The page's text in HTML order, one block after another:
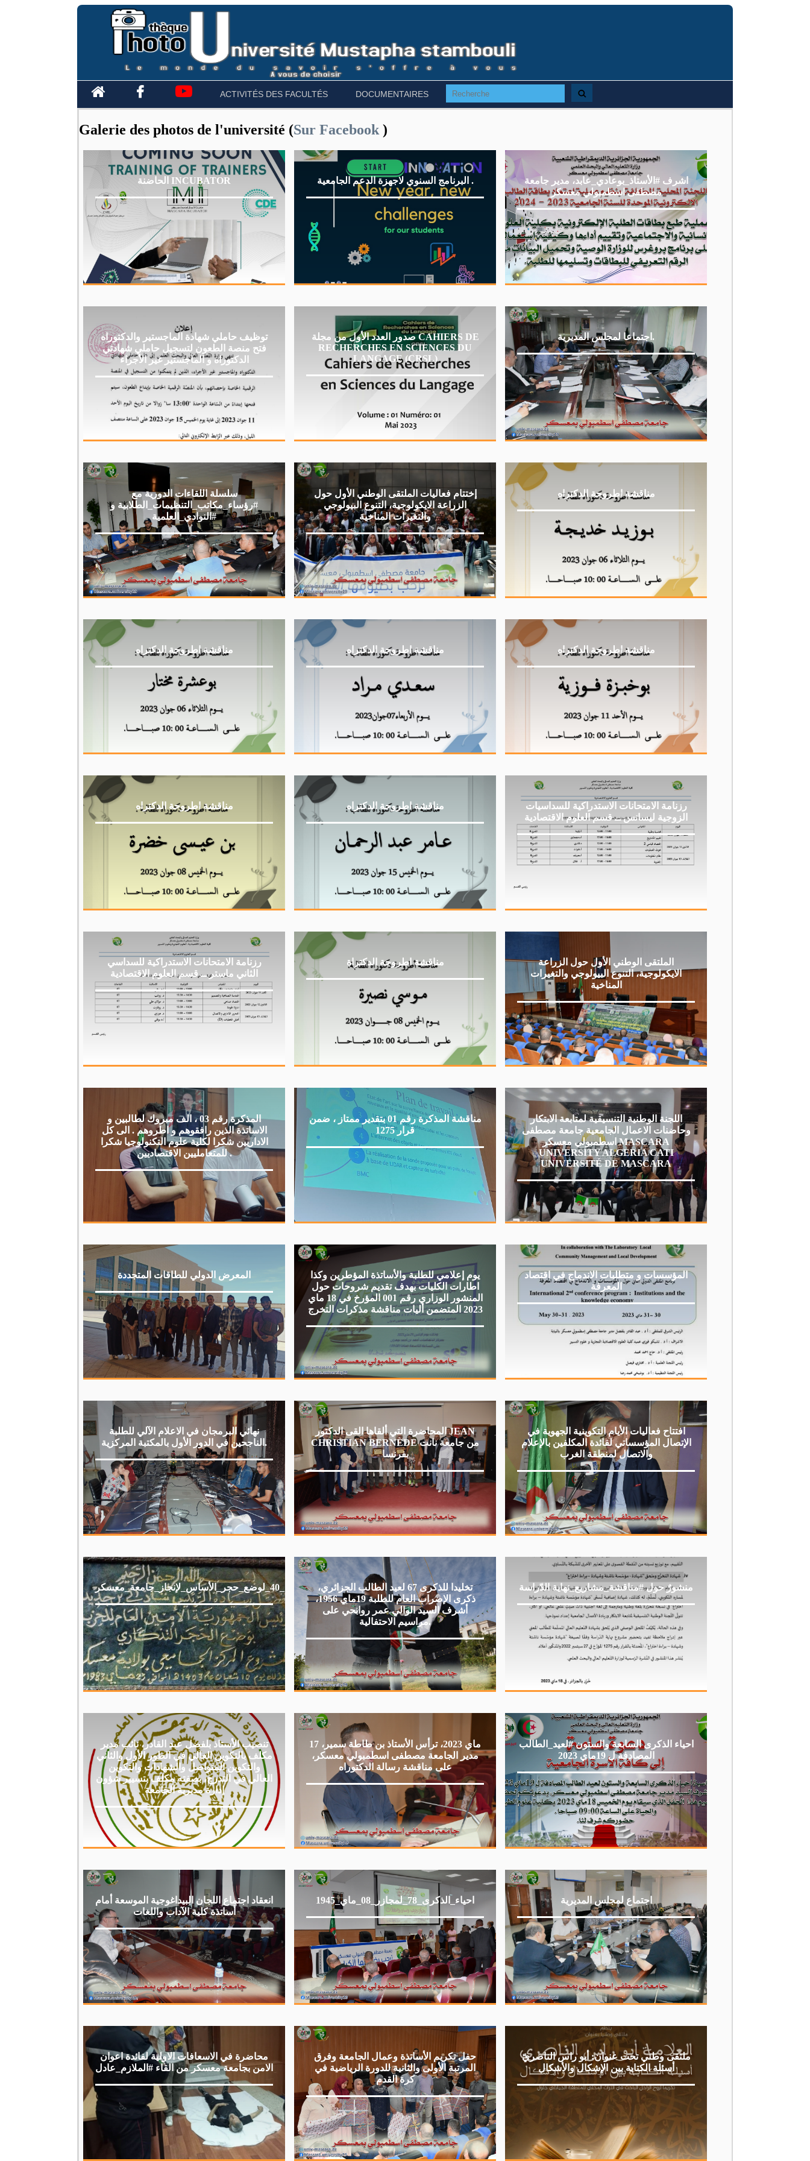
ACTIVITÉS DES FACULTÉS DOCUMENTAIRES
Galerie des photos de l'université (Sur Facebook)
الحاضنة INCUBATOR البرنامج السنوي لاجهزة الدعم الجامعية .
اشرف #الأستاذ_بوعادي_عابد، مدير جامعة
مصطفى اسطمبولي معسكر
توظيف حاملي شهادة الماجستير والدكتوراه
فتح منصة الطعون لتسجيل حاملي شهادتي
الدكتوراه و الماجستير غير الأجراء
صدور العدد الأول من مجلة CAHIERS DE
RECHERCHES EN SCIENCES DU
LANGAGE (CRSL)
اجتماعا لمجلس المديرية.
سلسلة اللقاءات الدورية مع
#رؤساء_مكاتب_التنظيمات_الطلابية و
#النوادي_العلمية
إختتام فعاليات الملتقى الوطني الأول حول
الزراعة الايكولوجية، التنوع البيولوجي
والتغيرات المناخية
مناقشة اطروحة الدكتراه
مناقشة اطروحة الدكتراه مناقشة اطروحة الدكتراه مناقشة اطروحة الدكتراه
مناقشة اطروحة الدكتراه مناقشة اطروحة الدكتراه
رزنامة الامتحانات الاستدراكية للسداسيات
الزوجية ليسانس ــ قسم العلوم الاقتصادية
رزنامة الامتحانات الاستدراكية للسداسي
الثاني ماستر ــ قسم العلوم الاقتصادية
مناقشة اطروحة الدكتراة
الملتقى الوطني الأول حول الزراعة
الايكولوجية، التنوع البيولوجي والتغيرات
المناخية
المذكرة رقم 03 ، الف مبروك لطالبين و
الاساتذة الذين رافقوهم و اطروهم . الى كل
الاداريين شكرا لكلية علوم التكنولوجيا شكرا
للمتعامليين الاقتصاديين .
مناقشة المذكرة رقم 01 بتقدير ممتاز ، ضمن
قرار 1275
اللجنة الوطنية التنسيقية لمتابعة الابتكار
وحاضنات الاعمال الجامعية جامعة مصطفى
اسطمبولي معسكر MASCARA
UNIVERSITY ALGERIA CATI
UNIVERSITÉ DE MASCARA
المعرض الدولي للطاقات المتجددة
يوم إعلامي للطلبة والأساتذة المؤطرين وكذا
اطارات الكليات بهدف تقديم شروحات حول
المنشور الوزاري رقم 001 المؤرخ في 18 ماي
2023 المتضمن أليات مناقشة مذكرات التخرج
المؤسسات و متطلبات الاندماج في اقتصاد
المعرفة
نهائي البرمجان في الاعلام الآلي للطلبة
الناجحين في الدور الأول بالمكتبة المركزية.
المحاضرة التي ألقاها القى الدكتور JEAN
CHRISTIAN BERNÈDE من جامعة نانت
بفرنسا
افتتاح فعاليات الأيام التكوينية الجهوية في
الإتصال المؤسساتي لفائدة المكلفين بالإعلام
والاتصال لمنطقة الغرب
الذكرى_40_لوضع_حجر_الأساس_لإنجاز_جامعة_معسكر تخليدا للذكرى 67 لعيد الطالب الجزائري،
ذكرى الإضراب العام للطلبة 19ماي 1956،
أشرف السيد الوالي عمر روابحي على
مراسيم الاحتفالية.
منشورٌ حول #مناقشة_مشاريع_نهاية الدّراسة
تنصيب الأستاذ بلفضل عبد القادر، نائب مدير
مكلف بالتكوين العالي في الطور الأول والثاني
والتكوين المتواصل والشهادات والتكوين
العالي في التدرج، بصفته مكلف بتسيير شؤون
إدارة مديرية الجامعة
17 ماي 2023، ترأس الأستاذ بن طاطة سمير،
مدير الجامعة مصطفى اسطمبولي معسكر،
على مناقشة رسالة الدكتوراه
احياء الذكرى السابعة والستون #لعيد_الطالب
المصادفة ل 19ماي 2023
انعقاد اجتماع اللجان البيداغوجية الموسعة أمام
أساتذة كلية الآداب واللغات
احياء_الذكرى_78_لمجازر_08_ماي_1945 اجتماع لمجلس المديرية
محاضرة في الاسعافات الاولية لفائدة اعوان
الامن بجامعة معسكر من القاء #الملازم_عادل
حفل تكريم الأساتذة وعمال الجامعة وفرق
المرتبة الأولى والثانية للدورة الرياضية في
كرة القدم
ملتقى وطني تحت عنوان: أبو راس الناصريّ
أسئلة الكتابة بين الإشكال والأشكال